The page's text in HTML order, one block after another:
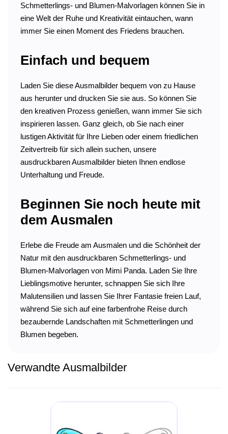
Schmetterlings- und Blumen-Malvorlagen können Sie in
eine Welt der Ruhe und Kreativität eintauchen, wann
immer Sie einen Moment des Friedens brauchen.
Einfach und bequem
Laden Sie diese Ausmalbilder bequem von zu Hause
aus herunter und drucken Sie sie aus. So können Sie
den kreativen Prozess genießen, wann immer Sie sich
inspirieren lassen. Ganz gleich, ob Sie nach einer
lustigen Aktivität für Ihre Lieben oder einem friedlichen
Zeitvertreib für sich allein suchen, unsere
ausdruckbaren Ausmalbilder bieten Ihnen endlose
Unterhaltung und Freude.
Beginnen Sie noch heute mit
dem Ausmalen
Erlebe die Freude am Ausmalen und die Schönheit der
Natur mit den ausdruckbaren Schmetterlings- und
Blumen-Malvorlagen von Mimi Panda. Laden Sie Ihre
Lieblingsmotive herunter, schnappen Sie sich Ihre
Malutensilien und lassen Sie Ihrer Fantasie freien Lauf,
während Sie sich auf eine farbenfrohe Reise durch
bezaubernde Landschaften mit Schmetterlingen und
Blumen begeben.
Verwandte Ausmalbilder